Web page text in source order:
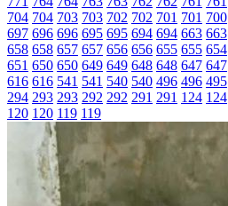
704 704 703 703 702 702 701 701 700
697 696 696 695 695 694 694 663 663
658 658 657 657 656 656 655 655 654
651 650 650 649 649 648 648 647 647
616 616 541 541 540 540 496 496 495
294 293 293 292 292 291 291 124 124
120 120 119 119